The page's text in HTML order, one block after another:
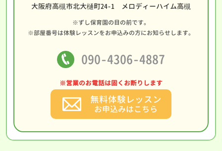
大阪府高槻市北大樋町24-1 メロディーハイム高槻
※ずし保育園の目の前です。
※部屋番号は体験レッスンをお申込みの方にお知らせします。
090-4306-4887
※営業のお電話は固くお断りします
無料体験レッスン
お申込みはこちら